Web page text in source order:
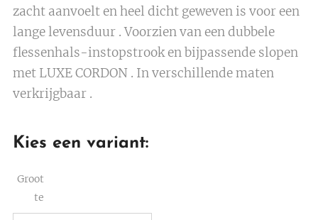
zacht aanvoelt en heel dicht geweven is voor een
lange levensduur . Voorzien van een dubbele
flessenhals-instopstrook en bijpassende slopen
met LUXE CORDON . In verschillende maten
verkrijgbaar .
Kies een variant:
Groot
te